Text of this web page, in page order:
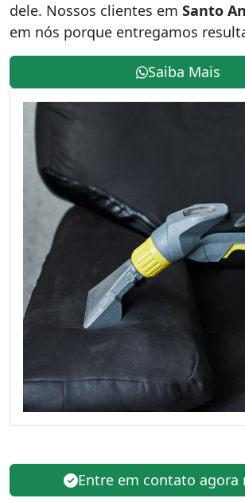
dele. Nossos clientes em Santo
em nós porque entregamos
Saiba Mais
Entre em contato agora